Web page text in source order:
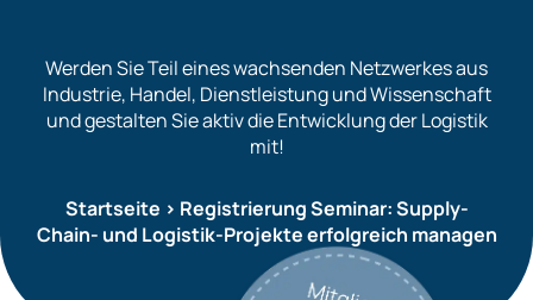
Werden Sie Teil eines wachsenden Netzwerkes aus
Industrie, Handel, Dienstleistung und Wissenschaft
und gestalten Sie aktiv die Entwicklung der Logistik
mit!
Startseite > Registrierung Seminar: Supply-
Chain- und Logistik-Projekte erfolgreich managen